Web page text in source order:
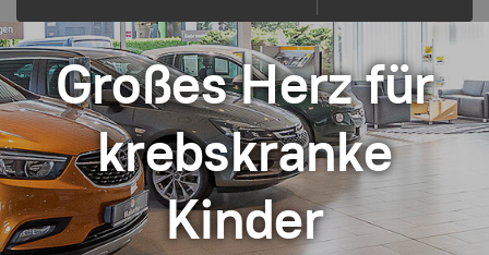
Großes Herz für
krebskranke
Kinder